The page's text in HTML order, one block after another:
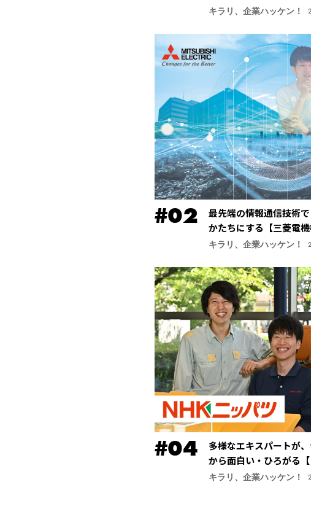
キラリ、企業ハッケン！
最先端の情報通信技術
かたちにする【三菱電
合研究所】
キラリ、企業ハッケン！
多様なエキスパートが
から面白い・ひろがる
ッパツ）】
キラリ、企業ハッケン！